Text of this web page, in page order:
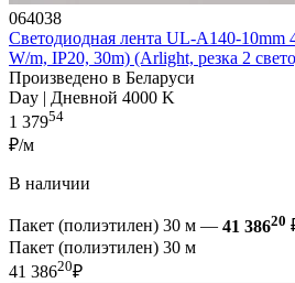
064038
Светодиодная лента UL-A140-10mm
W/m, IP20, 30m) (Arlight, резка 2
Произведено в Беларуси
Day | Дневной 4000 K
1 37954
₽/м
В наличии
Пакет (полиэтилен) 30 м — 41 38620
Пакет (полиэтилен) 30 м
41 38620₽